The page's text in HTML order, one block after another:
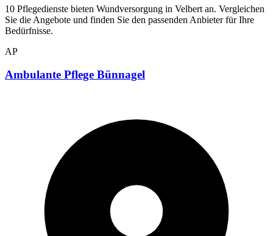
10 Pflegedienste bieten Wundversorgung in Velbert an. Vergleichen
Sie die Angebote und finden Sie den passenden Anbieter für Ihre
Bedürfnisse.
AP
Ambulante Pflege Bünnagel